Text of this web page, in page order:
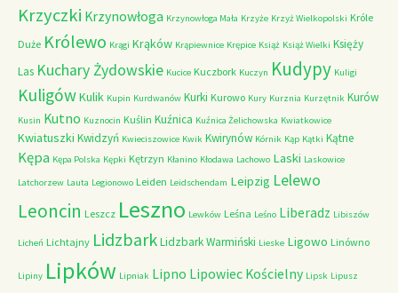
Krzyczki Krzynowłoga Krzynowłoga Mała Krzyże Krzyż Wielkopolski Króle
Duże Królewo Krągi Krąków Krąpiewnice Krępice Książ Książ Wielki Księży
Las Kuchary Żydowskie Kucice Kuczbork Kuczyn Kudypy Kuligi
KuligówKulik Kupin Kurdwanów Kurki Kurowo Kury Kurznia Kurzętnik Kurów
Kusin Kutno Kuznocin Kuślin Kuźnica Kuźnica Żelichowska Kwiatkowice
Kwiatuszki Kwidzyń Kwieciszowice Kwik Kwirynów Kórnik Kąp Kątki Kątne
Kępa Kępa Polska Kępki Kętrzyn Kłanino Kłodawa Lachowo Laski Laskowice
Latchorzew Lauta Legionowo Leiden Leidschendam Leipzig Lelewo
Leoncin Leszcz Leszno Lewków Leśna Leśno Liberadz Libiszów
Licheń Lichtajny LidzbarkLidzbark Warmiński Lieske Ligowo Linówno
Lipiny Lipków Lipniak Lipno Lipowiec Kościelny Lipsk Lipusz